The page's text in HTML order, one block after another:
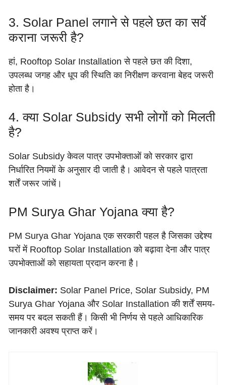
3. Solar Panel लगाने से पहले छत का सर्वे
कराना जरूरी है?
हां, Rooftop Solar Installation से पहले छत की दिशा,
उपलब्ध जगह और धूप की स्थिति का निरीक्षण करवाना बेहद जरूरी
होता है।
4. क्या Solar Subsidy सभी लोगों को मिलती
है?
Solar Subsidy केवल पात्र उपभोक्ताओं को सरकार द्वारा
निर्धारित नियमों के अनुसार दी जाती है। आवेदन से पहले पात्रता
शर्तें जरूर जांचें।
PM Surya Ghar Yojana क्या है?
PM Surya Ghar Yojana एक सरकारी पहल है जिसका उद्देश्य
घरों में Rooftop Solar Installation को बढ़ावा देना और पात्र
उपभोक्ताओं को सहायता प्रदान करना है।
Disclaimer: Solar Panel Price, Solar Subsidy, PM
Surya Ghar Yojana और Solar Installation की शर्तें समय-
समय पर बदल सकती हैं। किसी भी निर्णय से पहले आधिकारिक
जानकारी अवश्य प्राप्त करें।